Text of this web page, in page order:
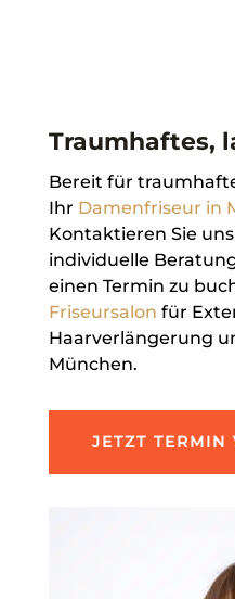
Traumhaftes,
Bereit für
Ihr Damenfriseur in
Kontaktieren Sie
individuelle
einen Termin zu
Friseursalon für
Haarverlängerung
München.
JETZT TERMIN